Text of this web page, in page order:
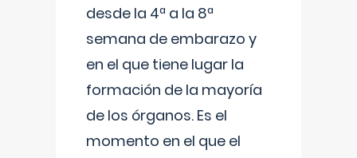
desde la 4ª a la 8ª
semana de embarazo y
en el que tiene lugar la
formación de la mayoría
de los órganos. Es el
momento en el que el